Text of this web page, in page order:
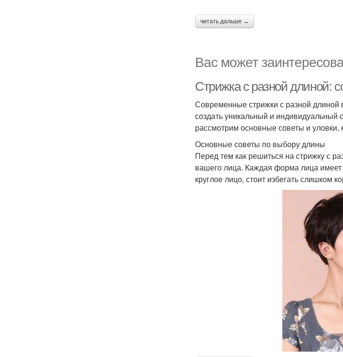
читать дальше →
Вас может
Стрижка с разной длиной:
Современные стрижки с разной длиной
создать уникальный и индивидуальный
рассмотрим основные советы и уловки,
Основные советы по выбору длины
Перед тем как решиться на стрижку с
вашего лица. Каждая форма лица имеет
круглое лицо, стоит избегать слишком